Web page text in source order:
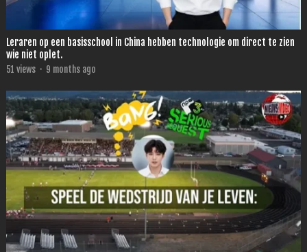
Leraren op een basisschool in China hebben technologie om direct te zien
wie niet oplet.
51 views · 9 months ago